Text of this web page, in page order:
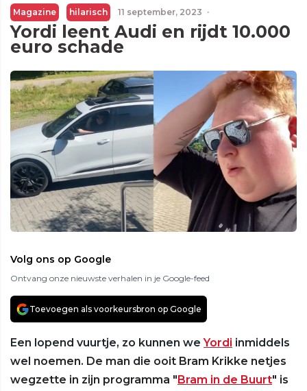
Magazine hilarisch 11 september, 2023 ·
Yordi leent Audi en rijdt 10.000
euro schade
Volg ons op Google
Ontvang onze nieuwste verhalen in je Google-feed
Toevoegen als voorkeursbron op Google
Een lopend vuurtje, zo kunnen weYordi inmiddels
wel noemen. De man die ooit Bram Krikke netjes
wegzette in zijn programma "Bram in de Buurt" is